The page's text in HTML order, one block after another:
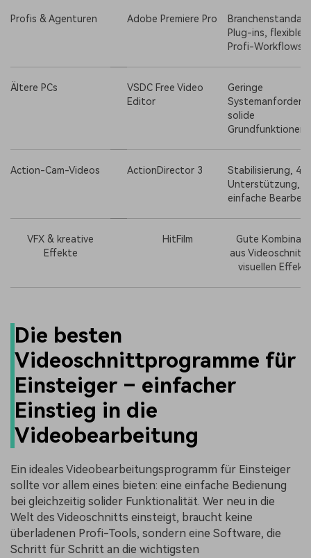
Profis & Agenturen Adobe Premiere Pro
Plug-ins, flexible
Profi-Workflows
Ältere PCs
VSDC Free Video
Editor
Geringe
solide
Grundfunktionen
Action-Cam-Videos ActionDirector 3
Stabilisierung, 4K-
Unterstützung,
einfache
VFX & kreative
Effekte
HitFilm
Gute
aus Videoschnitt
visuellen
Die besten
Videoschnittprogramme für
Einsteiger – einfacher
Einstieg in die
Videobearbeitung
Ein ideales Videobearbeitungsprogramm für Einsteiger
sollte vor allem eines bieten: eine einfache Bedienung
bei gleichzeitig solider Funktionalität. Wer neu in die
Welt des Videoschnitts einsteigt, braucht keine
überladenen Profi-Tools, sondern eine Software, die
Schritt für Schritt an die wichtigsten